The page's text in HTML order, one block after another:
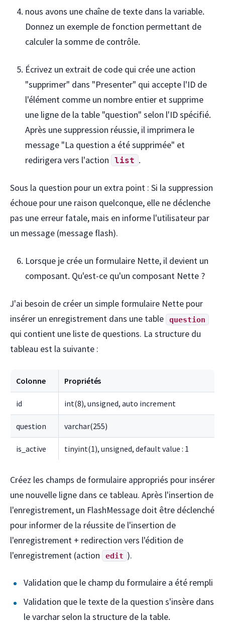
nous avons une chaîne de texte dans la variable.
Donnez un exemple de fonction permettant de
calculer la somme de contrôle.
Écrivez un extrait de code qui crée une action
"supprimer" dans "Presenter" qui accepte l'ID de
l'élément comme un nombre entier et supprime
une ligne de la table "question" selon l'ID spécifié.
Après une suppression réussie, il imprimera le
message "La question a été supprimée" et
redirigera vers l'action
list .
Sous la question pour un extra point : Si la suppression
échoue pour une raison quelconque, elle ne déclenche
pas une erreur fatale, mais en informe l'utilisateur par
un message (message flash).
Lorsque je crée un formulaire Nette, il devient un
composant. Qu'est-ce qu'un composant Nette ?
J'ai besoin de créer un simple formulaire Nette pour
insérer un enregistrement dans une table
question
qui contient une liste de questions. La structure du
tableau est la suivante :
Colonne Propriétés
id int(8), unsigned, auto increment
question varchar(255)
is_active tinyint(1), unsigned, default value : 1
Créez les champs de formulaire appropriés pour insérer
une nouvelle ligne dans ce tableau. Après l'insertion de
l'enregistrement, un FlashMessage doit être déclenché
pour informer de la réussite de l'insertion de
l'enregistrement + redirection vers l'édition de
l'enregistrement (action
edit ).
Validation que le champ du formulaire a été rempli
Validation que le texte de la question s'insère dans
le varchar selon la structure de la table.